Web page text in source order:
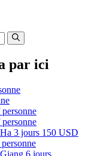
par ici
3 jours 150 USD
6 jours